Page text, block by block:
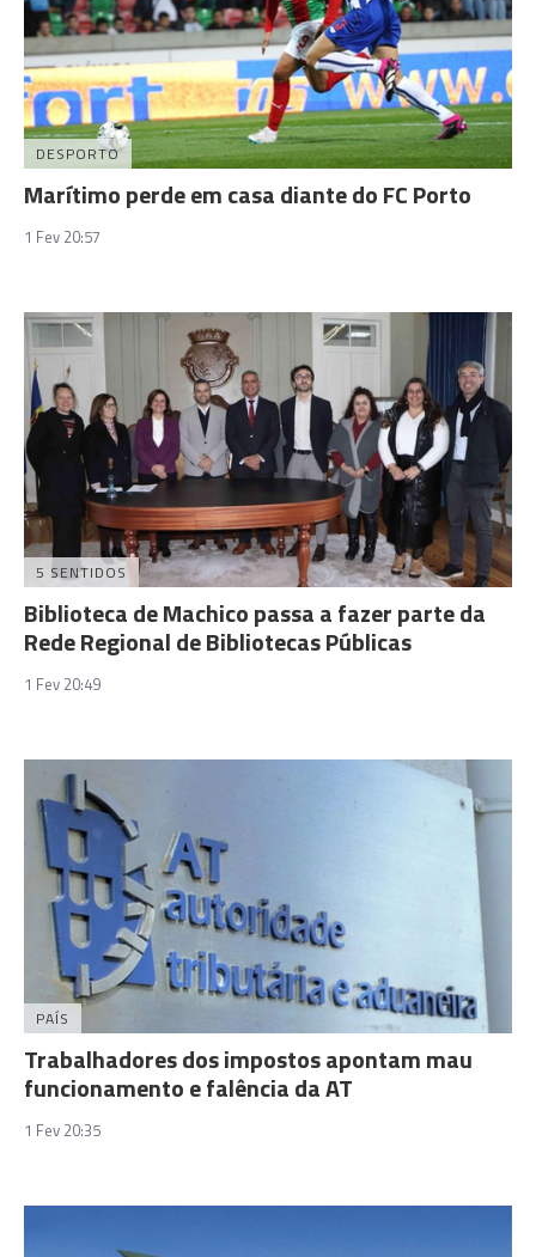
DESPORTO
Marítimo perde em casa diante do FC Porto
1 Fev 20:57
5 SENTIDOS
Biblioteca de Machico passa a fazer parte da
Rede Regional de Bibliotecas Públicas
1 Fev 20:49
PAÍS
Trabalhadores dos impostos apontam mau
funcionamento e falência da AT
1 Fev 20:35